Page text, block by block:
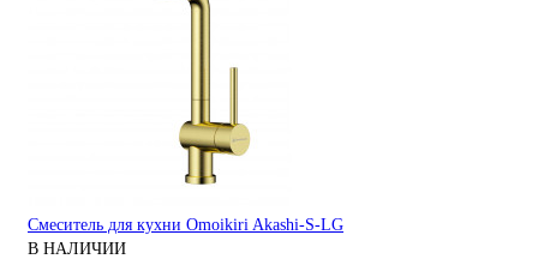
Смеситель для кухни Omoikiri Akashi-S-LG
В НАЛИЧИИ